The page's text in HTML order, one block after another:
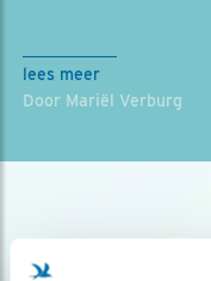
lees meer
Door Mariël Verburg